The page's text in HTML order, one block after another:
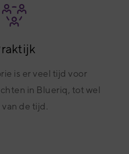
is er veel tijd voor
in Blueriq, tot wel
van de tijd.